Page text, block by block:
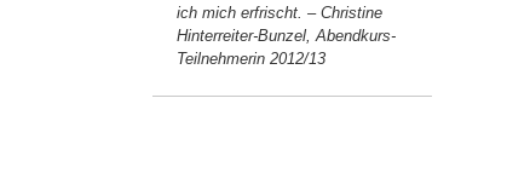
ich mich erfrischt. – Christine
Hinterreiter-Bunzel, Abendkurs-
Teilnehmerin 2012/13